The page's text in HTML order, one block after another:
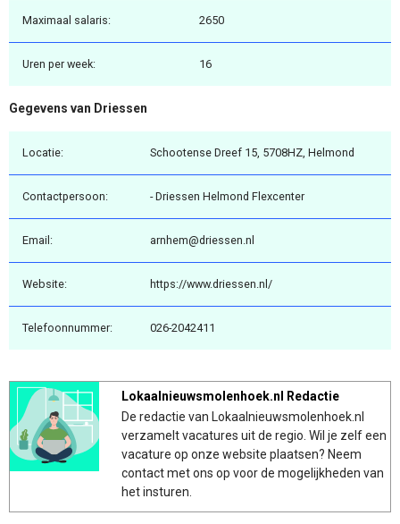
Maximaal salaris: 2650
Uren per week: 16
Gegevens van Driessen
Locatie: Schootense Dreef 15, 5708HZ, Helmond
Contactpersoon: - Driessen Helmond Flexcenter
Email: arnhem@driessen.nl
Website: https://www.driessen.nl/
Telefoonnummer: 026-2042411
Lokaalnieuwsmolenhoek.nl Redactie
De redactie van Lokaalnieuwsmolenhoek.nl
verzamelt vacatures uit de regio. Wil je zelf een
vacature op onze website plaatsen? Neem
contact met ons op voor de mogelijkheden van
het insturen.